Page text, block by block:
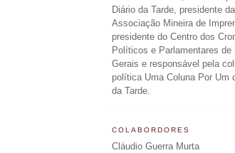
Diário da Tarde, presidente da
Associação Mineira de
presidente do Centro dos
Políticos e Parlamentares de
Gerais e responsável pela
política Uma Coluna Por Um
da Tarde.
COLABORDORES
Cláudio Guerra Murta